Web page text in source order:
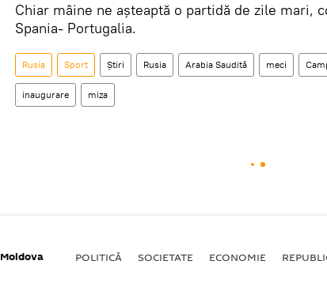
Chiar mâine ne așteaptă o partidă de zile mari,
Spania- Portugalia.
Rusia Sport Știri Rusia Arabia Saudită meci
inaugurare miza
Moldova POLITICĂ SOCIETATE ECONOMIE